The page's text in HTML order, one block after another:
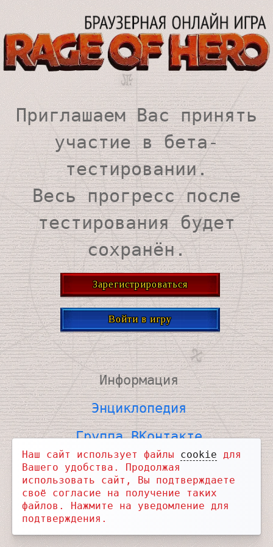
Приглашаем Вас принять
участие в бета-
тестировании.
Весь прогресс после
тестирования будет
сохранён.
Зарегистрироваться
Войти в игру
Информация
Энциклопедия
Группа ВКонтакте
ВКонтакте для связи
Telegram Новости
Telegram Чат
Наш сайт использует файлы cookie для
Вашего удобства. Продолжая
использовать сайт, Вы подтверждаете
своё согласие на получение таких
файлов. Нажмите на уведомление для
подтверждения.